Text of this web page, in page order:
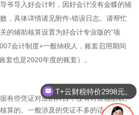
爷导入好会计时，因好会计没有金蝶的辅
，具体详情请见附件-错误日志。请帮忙
的辅助核算设置为好会计专业版的“项
会计制度+一般纳税人，账套启用期间
套也是2020年度的账套）。
有些凭证对应的科目，没有对应辅助表。
算的。一般涉及的凭证不多的话，这边可
T+云财税特价2998元。